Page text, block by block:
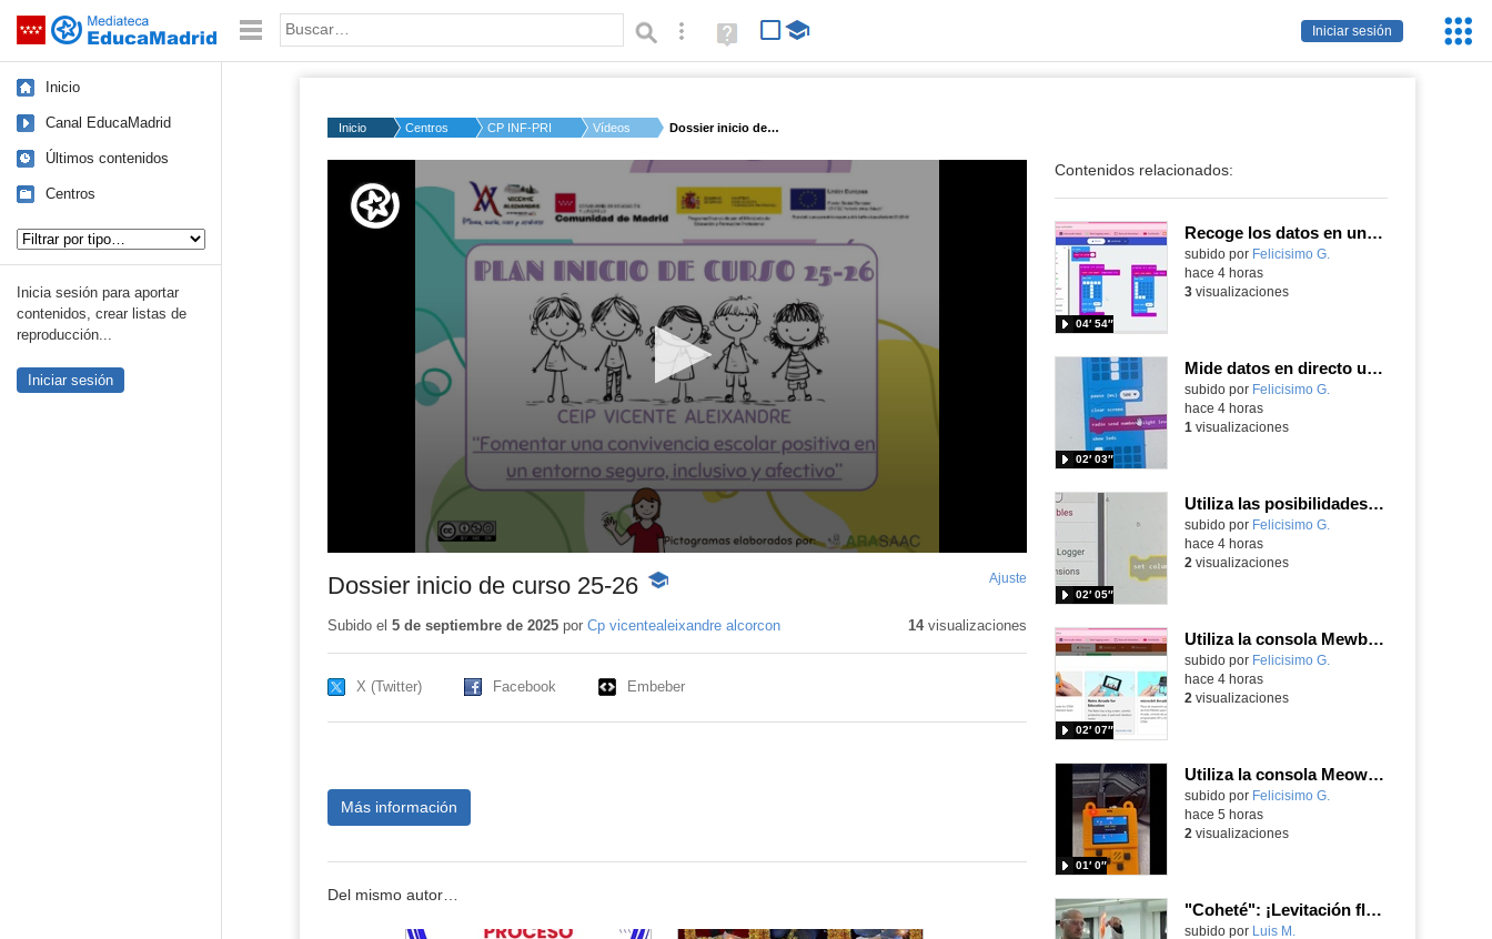
Saltar navegación
Iniciar sesión
Palabra o frase: Búsqueda avanzada
Ayuda
(en
Inicio
Canal EducaMadrid
Últimos contenidos
Centros
Inicia sesión para aportar
contenidos, crear listas de
reproducción...
Iniciar sesión
Inicio Centros CP INF-PRI VICENTE A...
Vídeos Dossier inicio de cu...
50%
Dossier inicio de curso 25-26 -
educativo
Ajuste
pantalla
Subido el 5 de septiembre de 2025por Cp vicentealeixandre alcorcon 14visualizaciones
X (Twitter) Facebook Embeber
Más información
Del mismo autor…
Contenidos relacionados:
Recoge los datos en una gráfica programando tu placa microbit con MakeCode y conoce la Tª y nivel de luz en este eclipse
Contenido educativo.
subido por Felicisimo G.
04′ 54″
hace 4 horas
3visualizaciones
Mide datos en directo usando tu placa microbit y programando con MakeCode dos placas conectadas por radio
Contenido educativo.
subido por Felicisimo G.
02′ 03″
hace 4 horas
1 visualizaciones
Utiliza las posibilidades de tu microbit programando com MakeCode para medir temperatura y nivel de luz con Datalogger
Contenido educativo.
subido por Felicisimo G.
02′ 05″
hace 4 horas
2 visualizaciones
Utiliza la consola Mewbit de Kittenbot para llevar tus juegos arcade de MakeCode a tu mano
Contenido educativo.
subido por Felicisimo G.
02′ 07″
hace 4 horas
2 visualizaciones
Utiliza la consola Meowbit de KIttenbot para jugar con tus programas MakeCode Arcade
Contenido educativo.
subido por Felicisimo G.
01′ 0″
hace 5 horas
2 visualizaciones
"Coheté": ¡Levitación flamígera!
Contenido educativo.
subido por Luis M.